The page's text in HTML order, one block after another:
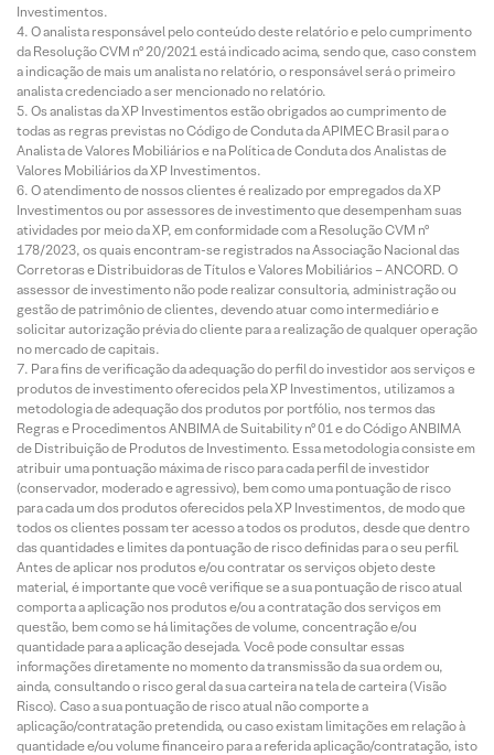
Investimentos.
O analista responsável pelo conteúdo deste relatório e pelo cumprimento
da Resolução CVM nº 20/2021 está indicado acima, sendo que, caso constem
a indicação de mais um analista no relatório, o responsável será o primeiro
analista credenciado a ser mencionado no relatório.
Os analistas da XP Investimentos estão obrigados ao cumprimento de
todas as regras previstas no Código de Conduta da APIMEC Brasil para o
Analista de Valores Mobiliários e na Política de Conduta dos Analistas de
Valores Mobiliários da XP Investimentos.
O atendimento de nossos clientes é realizado por empregados da XP
Investimentos ou por assessores de investimento que desempenham suas
atividades por meio da XP, em conformidade com a Resolução CVM nº
178/2023, os quais encontram-se registrados na Associação Nacional das
Corretoras e Distribuidoras de Títulos e Valores Mobiliários – ANCORD. O
assessor de investimento não pode realizar consultoria, administração ou
gestão de patrimônio de clientes, devendo atuar como intermediário e
solicitar autorização prévia do cliente para a realização de qualquer operação
no mercado de capitais.
Para fins de verificação da adequação do perfil do investidor aos serviços e
produtos de investimento oferecidos pela XP Investimentos, utilizamos a
metodologia de adequação dos produtos por portfólio, nos termos das
Regras e Procedimentos ANBIMA de Suitability nº 01 e do Código ANBIMA
de Distribuição de Produtos de Investimento. Essa metodologia consiste em
atribuir uma pontuação máxima de risco para cada perfil de investidor
(conservador, moderado e agressivo), bem como uma pontuação de risco
para cada um dos produtos oferecidos pela XP Investimentos, de modo que
todos os clientes possam ter acesso a todos os produtos, desde que dentro
das quantidades e limites da pontuação de risco definidas para o seu perfil.
Antes de aplicar nos produtos e/ou contratar os serviços objeto deste
material, é importante que você verifique se a sua pontuação de risco atual
comporta a aplicação nos produtos e/ou a contratação dos serviços em
questão, bem como se há limitações de volume, concentração e/ou
quantidade para a aplicação desejada. Você pode consultar essas
informações diretamente no momento da transmissão da sua ordem ou,
ainda, consultando o risco geral da sua carteira na tela de carteira (Visão
Risco). Caso a sua pontuação de risco atual não comporte a
aplicação/contratação pretendida, ou caso existam limitações em relação à
quantidade e/ou volume financeiro para a referida aplicação/contratação, isto